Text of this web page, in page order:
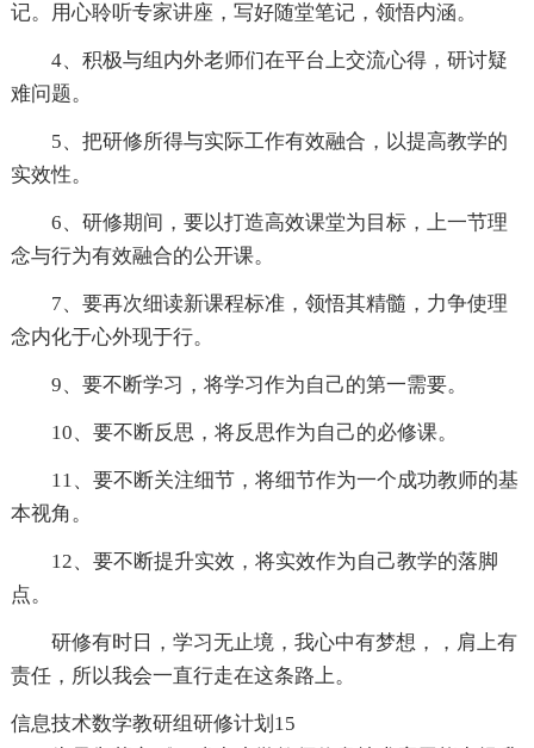
记。用心聆听专家讲座，写好随堂笔记，领悟内涵。
4、积极与组内外老师们在平台上交流心得，研讨疑
难问题。
5、把研修所得与实际工作有效融合，以提高教学的
实效性。
6、研修期间，要以打造高效课堂为目标，上一节理
念与行为有效融合的公开课。
7、要再次细读新课程标准，领悟其精髓，力争使理
念内化于心外现于行。
9、要不断学习，将学习作为自己的第一需要。
10、要不断反思，将反思作为自己的必修课。
11、要不断关注细节，将细节作为一个成功教师的基
本视角。
12、要不断提升实效，将实效作为自己教学的落脚
点。
研修有时日，学习无止境，我心中有梦想，，肩上有
责任，所以我会一直行走在这条路上。
信息技术数学教研组研修计划15